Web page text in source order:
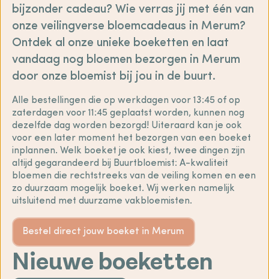
bijzonder cadeau? Wie verras jij met één van
onze veilingverse bloemcadeaus in Merum?
Ontdek al onze unieke boeketten en laat
vandaag nog bloemen bezorgen in Merum
door onze bloemist bij jou in de buurt.
Alle bestellingen die op werkdagen voor 13:45 of op
zaterdagen voor 11:45 geplaatst worden, kunnen nog
dezelfde dag worden bezorgd! Uiteraard kan je ook
voor een later moment het bezorgen van een boeket
inplannen. Welk boeket je ook kiest, twee dingen zijn
altijd gegarandeerd bij Buurtbloemist: A-kwaliteit
bloemen die rechtstreeks van de veiling komen en een
zo duurzaam mogelijk boeket. Wij werken namelijk
uitsluitend met duurzame vakbloemisten.
Bestel direct jouw boeket in Merum
Nieuwe boeketten